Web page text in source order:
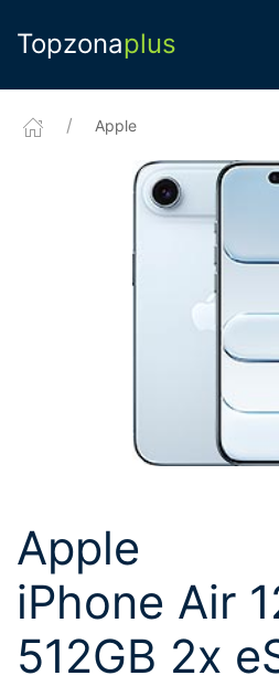
Topzonaplus
Apple
Apple
iPhone Air
512GB 2x